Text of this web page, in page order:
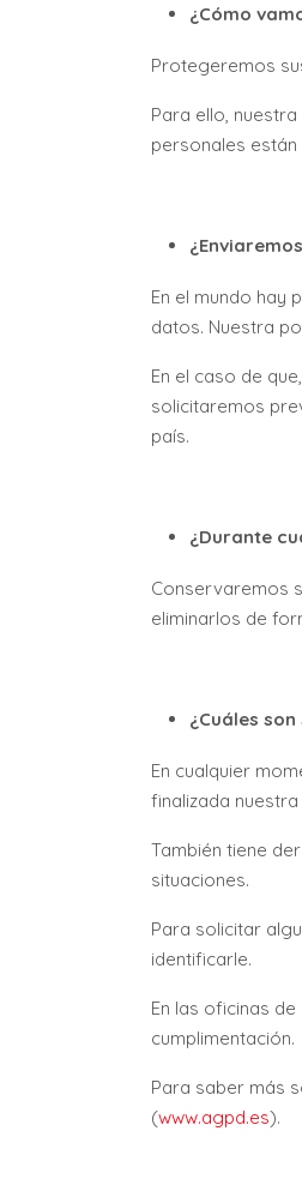
¿Cómo
Protegeremos
Para ello,
personales
En el mundo hay
datos. Nuestra
En el caso de
solicitaremos
país.
¿Durante
Conservaremos
eliminarlos de
¿Cuáles
En cualquier
finalizada
También tiene
situaciones.
Para solicitar
identificarle.
En las oficinas
cumplimentación.
Para saber más
(www.agpd.es).